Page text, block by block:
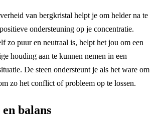
van bergkristal helpt je om helder na te
ondersteuning op je concentratie.
zo puur en neutraal is, helpt het jou om een
houding aan te kunnen nemen in een
De steen ondersteunt je als het ware om
zo het conflict of probleem op te lossen.
balans